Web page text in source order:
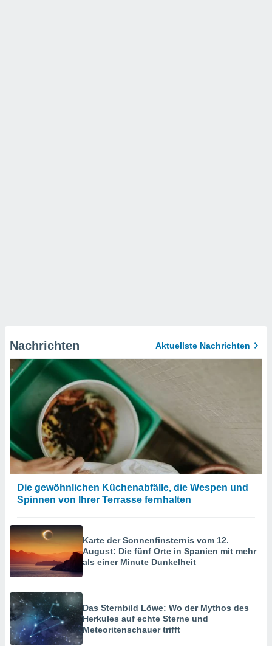
Nachrichten Aktuellste Nachrichten
Die gewöhnlichen Küchenabfälle, die Wespen und
Spinnen von Ihrer Terrasse fernhalten
Karte der Sonnenfinsternis vom 12.
August: Die fünf Orte in Spanien mit mehr
als einer Minute Dunkelheit
Das Sternbild Löwe: Wo der Mythos des
Herkules auf echte Sterne und
Meteoritenschauer trifft